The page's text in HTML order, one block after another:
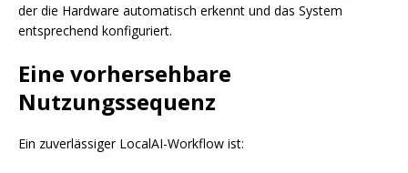
der die Hardware automatisch erkennt und das System
entsprechend konfiguriert.
Eine vorhersehbare
Nutzungssequenz
Ein zuverlässiger LocalAI-Workflow ist: